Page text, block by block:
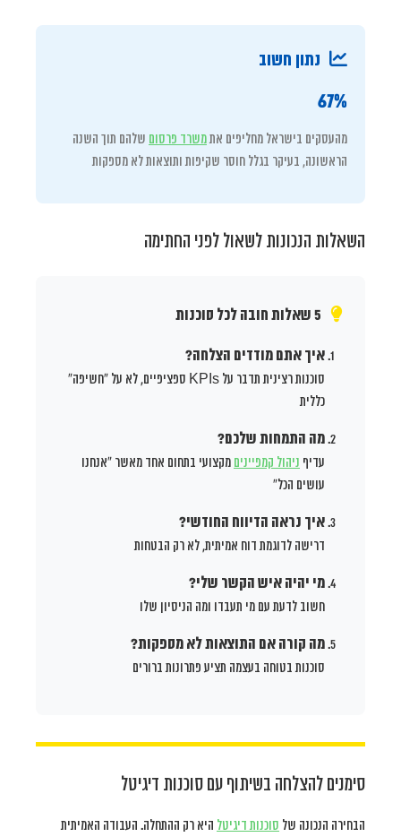
נתון חשוב
67%
מהעסקים בישראל מחליפים אתמשרד פרסום שלהם תוך השנה
הראשונה, בעיקר בגלל חוסר שקיפות ותוצאות לא מספקות
השאלות הנכונות לשאול לפני החתימה
5 שאלות חובה לכל סוכנות
איך אתם מודדים הצלחה?
סוכנות רצינית תדבר על KPIs ספציפיים, לא על “חשיפה”
כללית
מה התמחות שלכם?
עדיף ניהול קמפיינים מקצועי בתחום אחד מאשר “אנחנו
עושים הכל”
איך נראה הדיווח החודשי?
דרישה לדוגמת דוח אמיתית, לא רק הבטחות
מי יהיה איש הקשר שלי?
חשוב לדעת עם מי תעבדו ומה הניסיון שלו
מה קורה אם התוצאות לא מספקות?
סוכנות בטוחה בעצמה תציע פתרונות ברורים
סימנים להצלחה בשיתוף עם סוכנות דיגיטל
הבחירה הנכונה של סוכנות דיגיטל היא רק ההתחלה. העבודה האמיתית